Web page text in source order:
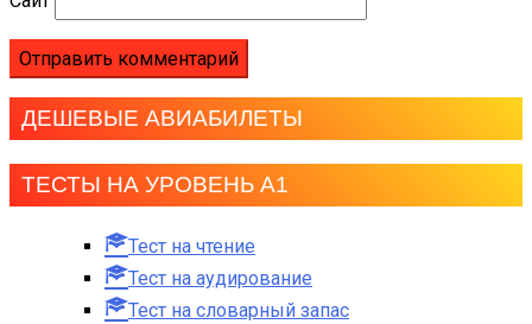
ДЕШЕВЫЕ АВИАБИЛЕТЫ
ТЕСТЫ НА УРОВЕНЬ А1
Тест на чтение
Тест на аудирование
Тест на словарный запас